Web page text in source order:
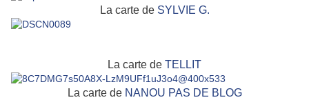
La carte de SYLVIE G.
La carte de TELLIT
La carte de NANOU PAS DE BLOG